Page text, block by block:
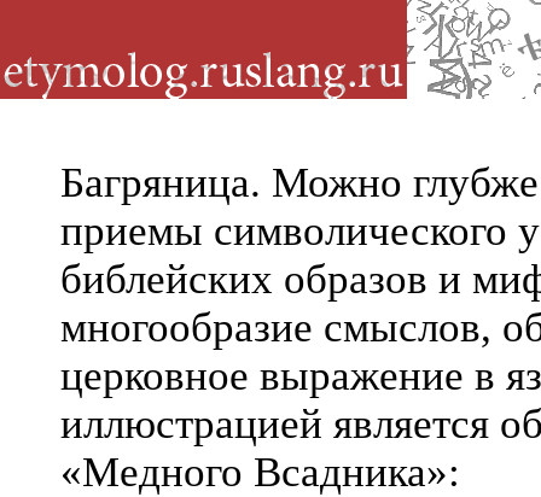
Багряница. Можно
приемы символического
библейских образов и
многообразие смыслов,
церковное выражение в
иллюстрацией является
«Медного Всадника»: